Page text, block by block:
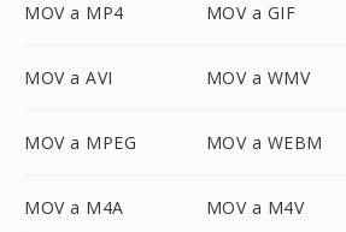
MOV a MP4 MOV a GIF
MOV a AVI MOV a WMV
MOV a MPEG MOV a WEBM
MOV a M4A MOV a M4V